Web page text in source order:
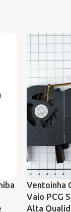
Ventoinha
Vaio PCG
Alta